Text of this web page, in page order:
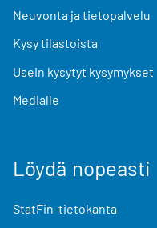
Neuvonta ja tietopalvelu
Kysy tilastoista
Usein kysytyt kysymykset
Medialle
Löydä nopeasti
StatFin-tietokanta